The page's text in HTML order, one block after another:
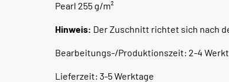
Pearl 255 g/m²
Hinweis: Der Zuschnitt richtet sich nach
Bearbeitungs-/Produktionszeit: 2-4
Lieferzeit: 3-5 Werktage